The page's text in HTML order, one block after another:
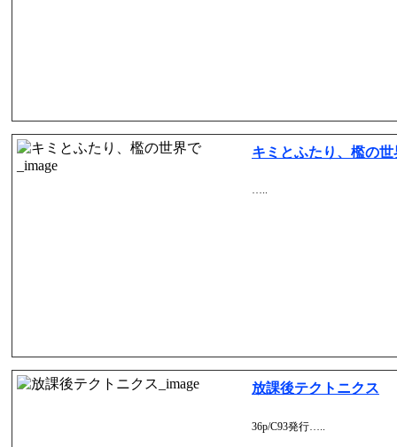
キミとふたり、檻の世
…..
放課後テクトニクス
36p/C93発行…..